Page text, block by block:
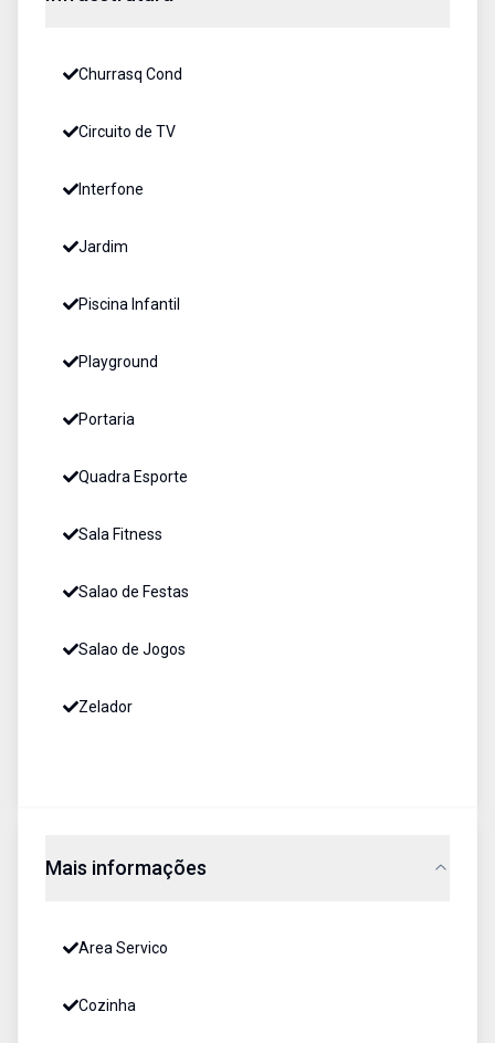
Churrasq Cond
Circuito de TV
Interfone
Jardim
Piscina Infantil
Playground
Portaria
Quadra Esporte
Sala Fitness
Salao de Festas
Salao de Jogos
Zelador
Mais informações
Area Servico
Cozinha